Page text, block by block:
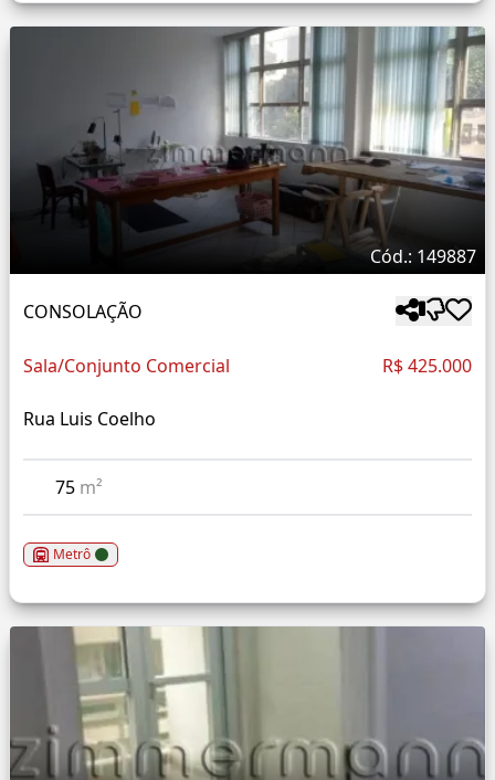
Cód.: 149887
CONSOLAÇÃO
Sala/Conjunto Comercial R$ 425.000
Rua Luis Coelho
75 m²
Metrô